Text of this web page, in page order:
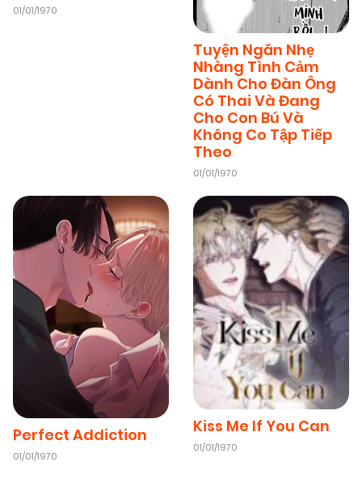
01/01/1970
Tuyện Ngăn Nhẹ
Nhàng Tình Cảm
Dành Cho Đàn Ông
Có Thai Và Đang
Cho Con Bú Và
Không Co Tập Tiếp
Theo
01/01/1970
Perfect Addiction
01/01/1970
Kiss Me If You Can
01/01/1970